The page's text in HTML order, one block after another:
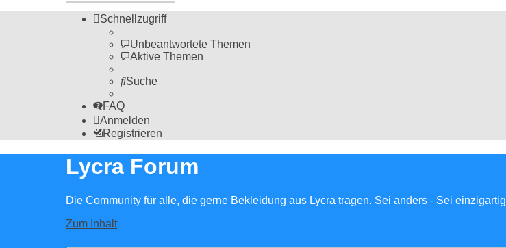
Schnellzugriff
Unbeantwortete Themen
Aktive Themen
Suche
FAQ
Anmelden
Registrieren
Lycra Forum
Die Community für alle, die gerne Bekleidung aus Lycra tragen. Sei anders - Sei einzigartig
Zum Inhalt